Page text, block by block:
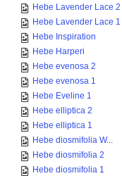
Hebe Lavender Lace 2
Hebe Lavender Lace 1
Hebe Inspiration
Hebe Harperi
Hebe evenosa 2
Hebe evenosa 1
Hebe Eveline 1
Hebe elliptica 2
Hebe elliptica 1
Hebe diosmifolia W...
Hebe diosmifolia 2
Hebe diosmifolia 1